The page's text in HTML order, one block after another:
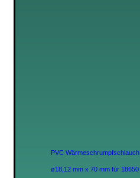
PVC Wärmeschrumpfschlauch
ø18,12 mm x 70 mm für 18650